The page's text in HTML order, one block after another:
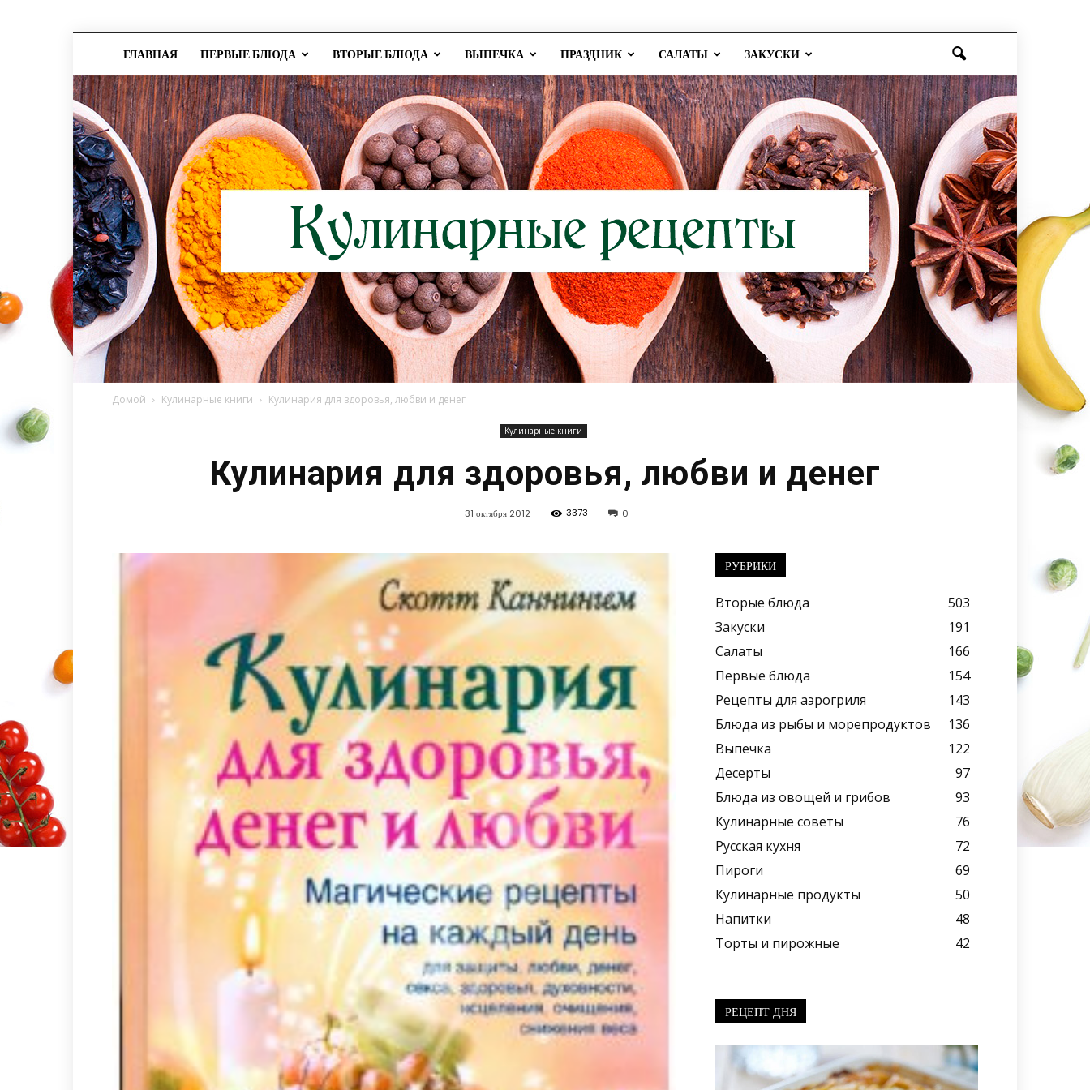
ГЛАВНАЯ ПЕРВЫЕ БЛЮДА ВТОРЫЕ БЛЮДА ВЫПЕЧКА ПРАЗДНИК САЛАТЫ ЗАКУСКИ
рецепты,
вкусные
блюда
+
Домой Кулинарные книги Кулинария для здоровья, любви и денег
Кулинарные книги
Кулинария для здоровья, любви и денег
31 октября 2012 3373 0
РУБРИКИ
Вторые блюда
503
Закуски
191
Салаты
166
Первые блюда
154
Рецепты для аэрогриля
143
Блюда из рыбы и морепродуктов
136
Выпечка
122
Десерты
97
Блюда из овощей и грибов
93
Кулинарные советы
76
Русская кухня
72
Пироги
69
Кулинарные продукты
50
Напитки
48
Торты и пирожные
42
РЕЦЕПТ ДНЯ